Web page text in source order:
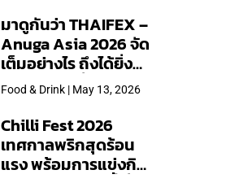
มาดูกันว่า THAIFEX –
Anuga Asia 2026 จัด
เต็มอย่างไร ถึงได้ยิ่ง
ใหญ่สุดเท่าที่เคยจัดมา
Food & Drink | May 13, 2026
Chilli Fest 2026
เทศกาลพริกสุดร้อน
แรง พร้อมการแข่งกิน